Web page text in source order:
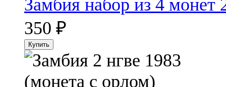
Замбия набор из 4 монет
350 ₽